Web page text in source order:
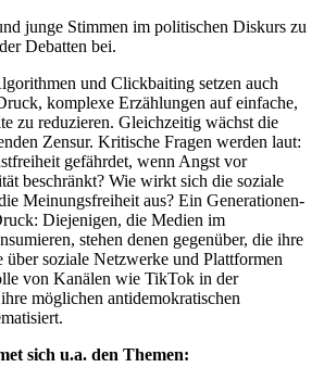
junge Stimmen im politischen Diskurs zu
Debatten bei.
und Clickbaiting setzen auch
komplexe Erzählungen auf einfache,
zu reduzieren. Gleichzeitig wächst die
Zensur. Kritische Fragen werden laut:
gefährdet, wenn Angst vor
beschränkt? Wie wirkt sich die soziale
Meinungsfreiheit aus? Ein Generationen-
Diejenigen, die Medien im
stehen denen gegenüber, die ihre
soziale Netzwerke und Plattformen
von Kanälen wie TikTok in der
möglichen antidemokratischen
sich u.a. den Themen: